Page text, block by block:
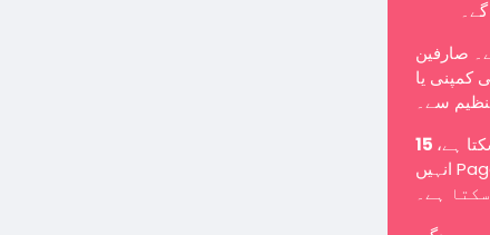
صارفین
کمپنی یا
سے۔
ہے،
انہیں Page میں تبدیل کرنے کے لیے کہا جا سکتا ہے یا انہیں غیر فعال کیا جا
سکتا ہے۔